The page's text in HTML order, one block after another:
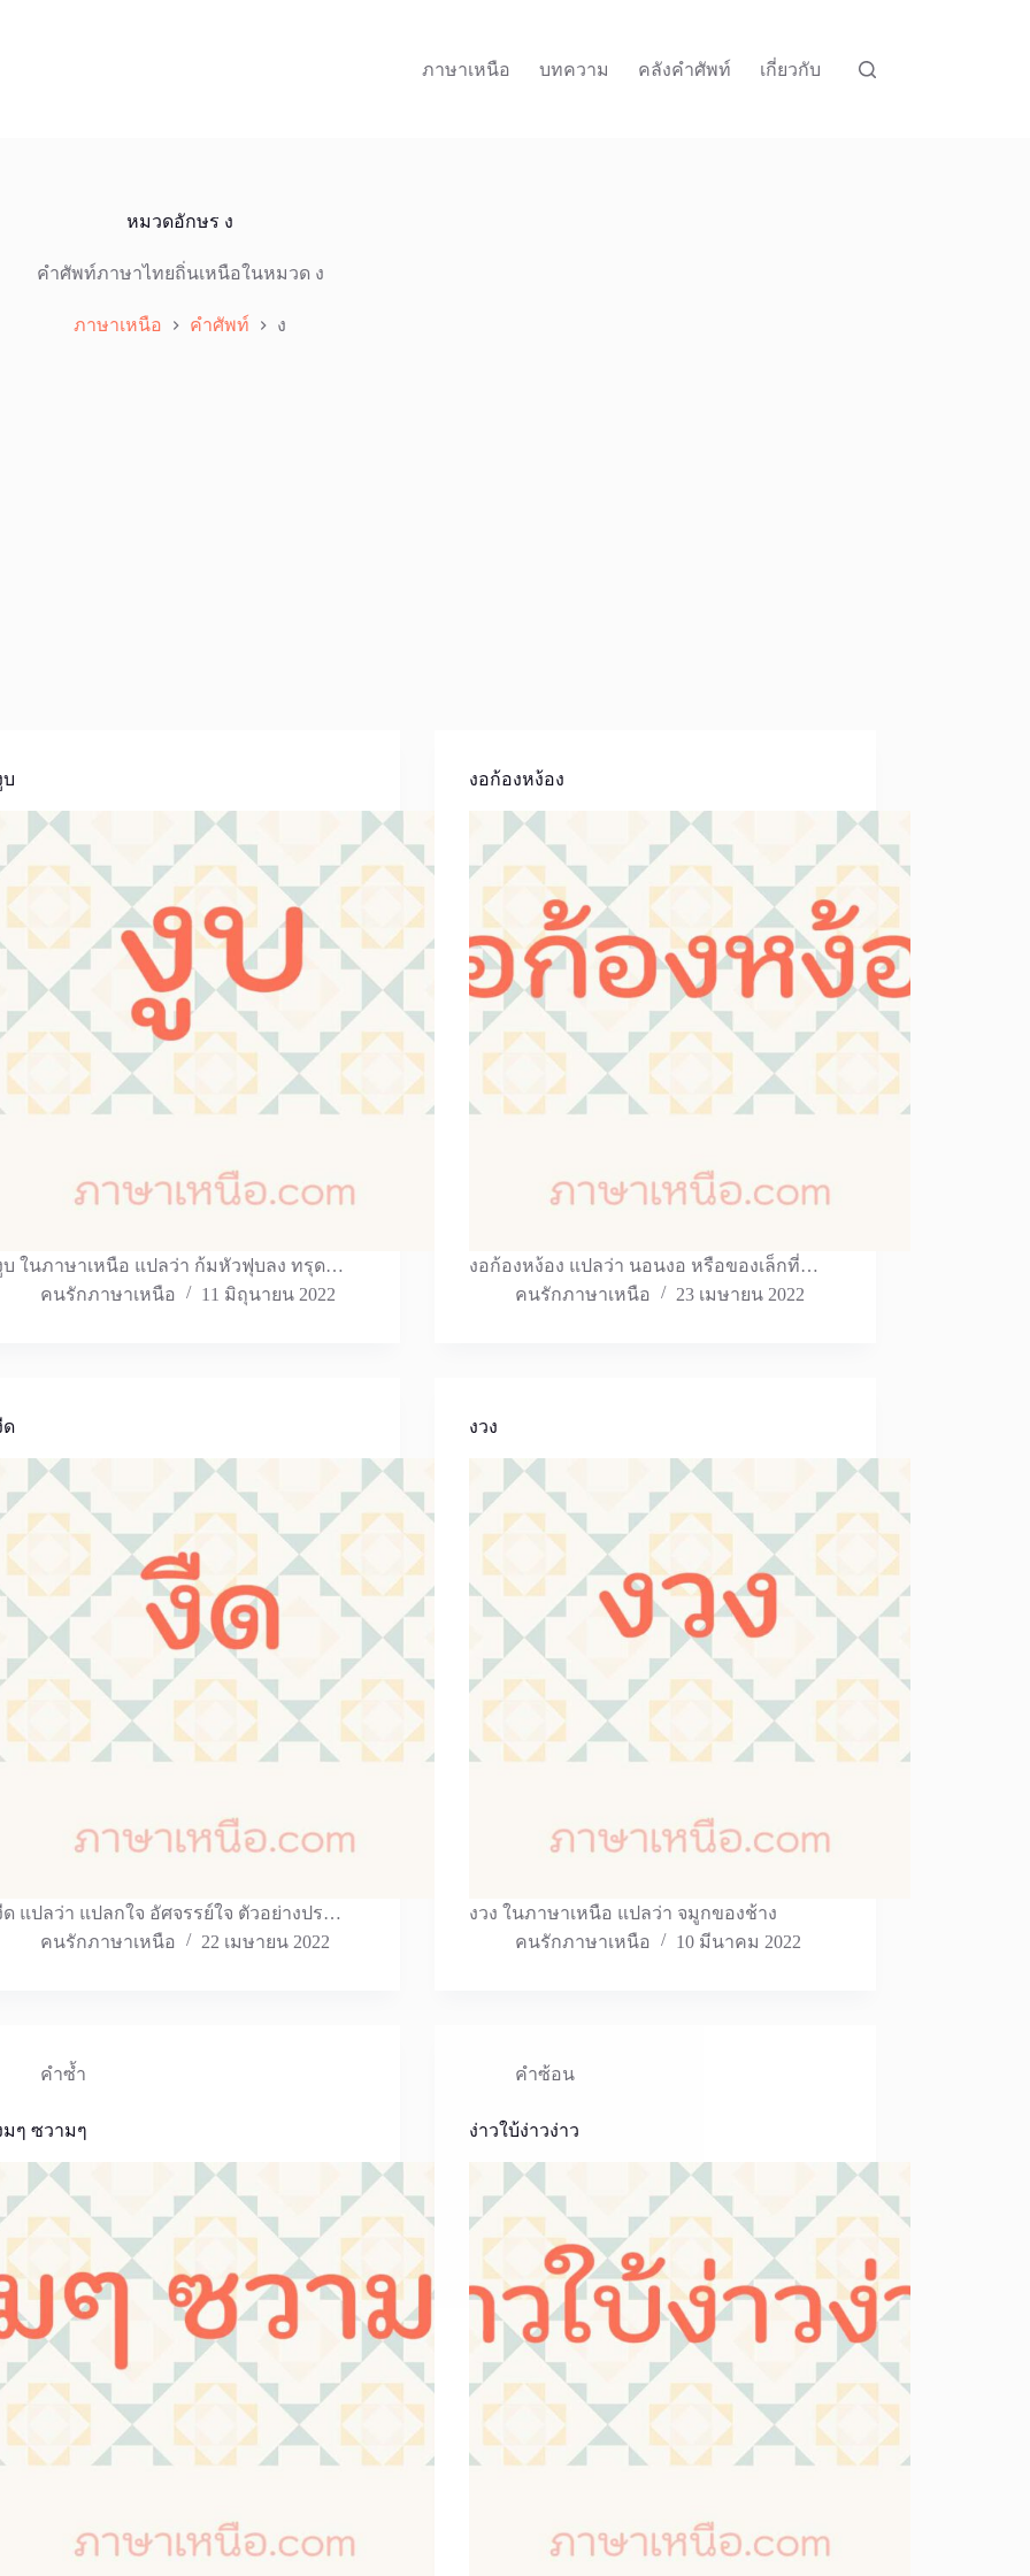
ภาษาเหนือ บทความ คลังคำศัพท์ เกี่ยวกับ
หมวดอักษร ง
คำศัพท์ภาษาไทยถิ่นเหนือในหมวด ง
ภาษาเหนือ คำศัพท์ ง
บ
บ ในภาษาเหนือ แปลว่า ก้มหัวฟุบลง ทรุด…
คนรักภาษาเหนือ
11 มิถุนายน 2022
งอก้องหง้อง
งอก้องหง้อง แปลว่า นอนงอ หรือของเล็กที่…
คนรักภาษาเหนือ
23 เมษายน 2022
ด
ด แปลว่า แปลกใจ อัศจรรย์ใจ ตัวอย่างปร…
คนรักภาษาเหนือ
22 เมษายน 2022
งวง
งวง ในภาษาเหนือ แปลว่า จมูกของช้าง
คนรักภาษาเหนือ
10 มีนาคม 2022
คำซ้ำ
มๆ ซวามๆ
คำซ้อน
ง่าวใบ้ง่าวง่าว